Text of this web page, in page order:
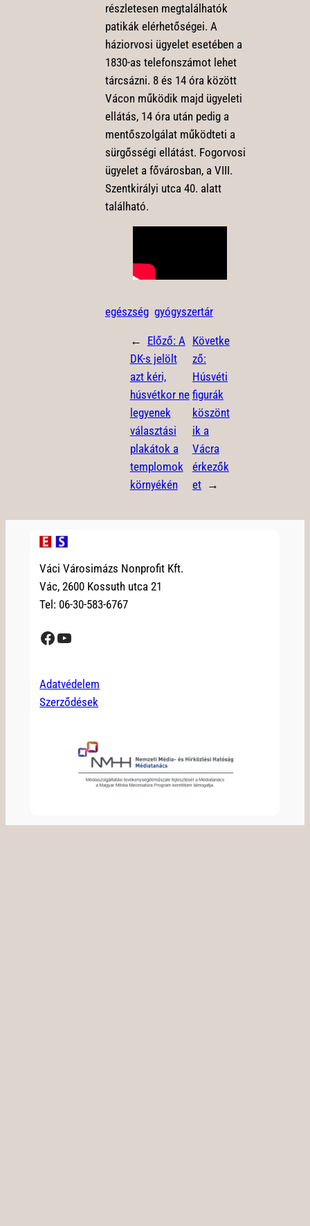
részletesen megtalálhatók
patikák elérhetőségei. A
háziorvosi ügyelet esetében a
1830-as telefonszámot lehet
tárcsázni. 8 és 14 óra között
Vácon működik majd ügyeleti
ellátás, 14 óra után pedig a
mentőszolgálat működteti a
sürgősségi ellátást. Fogorvosi
ügyelet a fővárosban, a VIII.
Szentkirályi utca 40. alatt
található.
egészség gyógyszertár
← Előző: A
DK-s jelölt
azt kéri,
húsvétkor ne
legyenek
választási
plakátok a
templomok
környékén
Követke
ző:
Húsvéti
figurák
köszönt
ik a
Vácra
érkezők
et →
Váci Városimázs Nonprofit Kft.
Vác, 2600 Kossuth utca 21
Tel: 06-30-583-6767
Facebook YouTube
Adatvédelem
Szerződések